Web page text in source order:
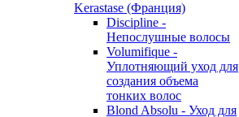
Kerastase (Франция)
Discipline -
Непослушные волосы
Volumifique -
Уплотняющий уход для
создания объема
тонких волос
Blond Absolu - Уход для